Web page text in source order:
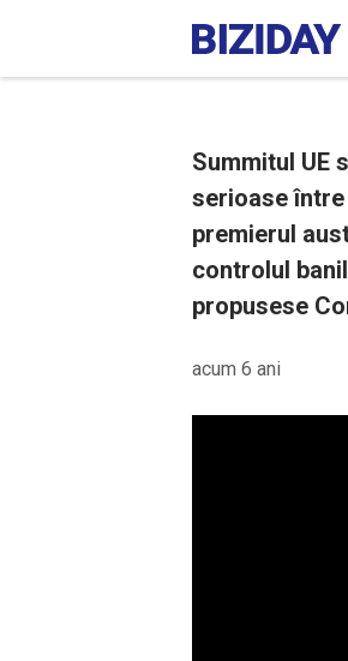
Summitul UE
serioase
premierul
controlul
propusese
acum 6 ani